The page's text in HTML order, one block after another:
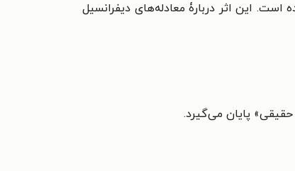
است. این اثر دربارۀ معادله‌های دیفرانسیل
پایان می‌گیرد.